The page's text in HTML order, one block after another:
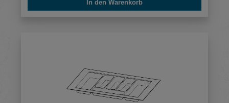
In den Warenkorb